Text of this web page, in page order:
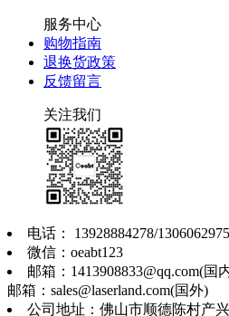
服务中心
购物指南
退换货政策
反馈留言
关注我们
电话： 13928884278/
微信：oeabt123
邮箱：1413908833@qq.com(国
邮箱：sales@laserland.com(国外)
公司地址：佛山市顺德陈村产